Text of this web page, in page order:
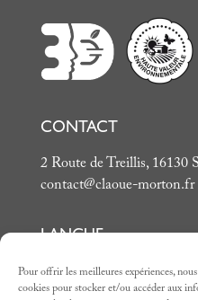
Pour offrir les meilleures expériences,
cookies pour stocker et/ou accéder aux
CONTACT
2 Route de Treillis, 16130
contact@claoue-morton.fr
LANGUE
Français